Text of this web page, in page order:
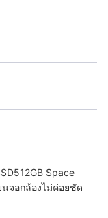
Space
นจอกล้องไม่ค่อยชัด